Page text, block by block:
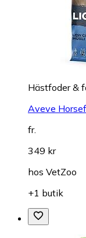
Hästfoder &
Aveve
fr.
349 kr
hos VetZoo
+1 butik